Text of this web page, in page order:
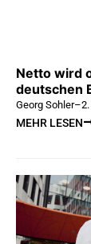
Netto wird
deutschen
Georg Sohler–
MEHR LESEN